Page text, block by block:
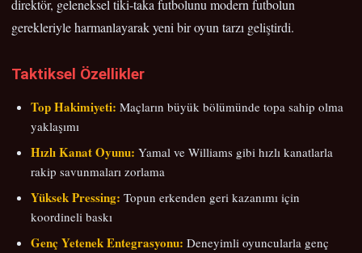
direktör, geleneksel tiki-taka futbolunu modern futbolun
gerekleriyle harmanlayarak yeni bir oyun tarzı geliştirdi.
Taktiksel Özellikler
Top Hakimiyeti: Maçların büyük bölümünde topa sahip olma
yaklaşımı
Hızlı Kanat Oyunu: Yamal ve Williams gibi hızlı kanatlarla
rakip savunmaları zorlama
Yüksek Pressing: Topun erkenden geri kazanımı için
koordineli baskı
Genç Yetenek Entegrasyonu: Deneyimli oyuncularla genç